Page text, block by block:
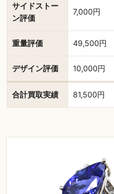
サイドストー
ン評価
7,000円
重量評価 49,500円
デザイン評価 10,000円
合計買取実績 81,500円